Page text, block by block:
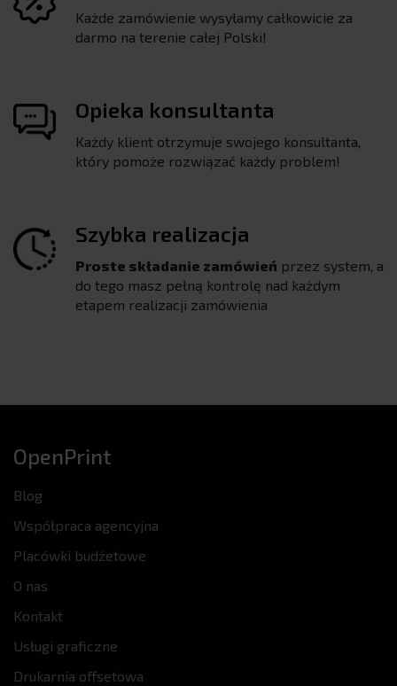
Każde zamówienie wysyłamy całkowicie za
darmo na terenie całej Polski!
Opieka konsultanta
Każdy klient otrzymuje swojego konsultanta,
który pomoże rozwiązać każdy problem!
Szybka realizacja
Proste składanie zamówień przez system, a
do tego masz pełną kontrolę nad każdym
etapem realizacji zamówienia
OpenPrint
Blog
Współpraca agencyjna
Placówki budżetowe
O nas
Kontakt
Usługi graficzne
Drukarnia offsetowa